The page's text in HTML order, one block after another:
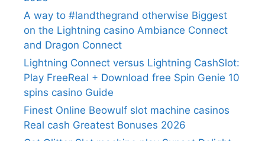
A way to #landthegrand otherwise Biggest
on the Lightning casino Ambiance Connect
and Dragon Connect
Lightning Connect versus Lightning CashSlot:
Play FreeReal + Download free Spin Genie 10
spins casino Guide
Finest Online Beowulf slot machine casinos
Real cash Greatest Bonuses 2026